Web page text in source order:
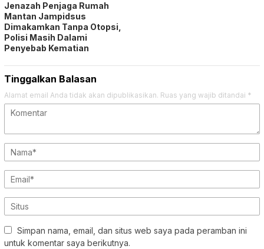
Jenazah Penjaga Rumah
Mantan Jampidsus
Dimakamkan Tanpa Otopsi,
Polisi Masih Dalami
Penyebab Kematian
Tinggalkan Balasan
Alamat email Anda tidak akan dipublikasikan. Ruas yang wajib ditandai *
Simpan nama, email, dan situs web saya pada peramban ini
untuk komentar saya berikutnya.